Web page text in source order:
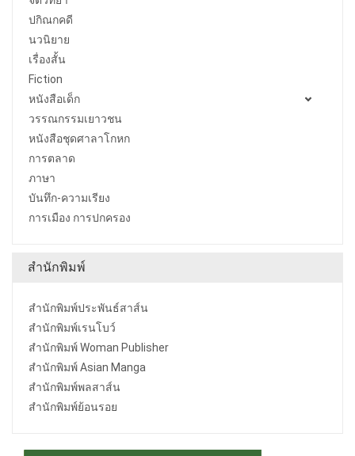
ปกิณกคดี
นวนิยาย
เรื่องสั้น
Fiction
หนังสือเด็ก
วรรณกรรมเยาวชน
หนังสือชุดศาลาโกหก
การตลาด
ภาษา
บันทึก-ความเรียง
การเมือง การปกครอง
สำนักพิมพ์
สำนักพิมพ์ประพันธ์สาส์น
สำนักพิมพ์เรนโบว์
สำนักพิมพ์ Woman Publisher
สำนักพิมพ์ Asian Manga
สำนักพิมพ์พลสาส์น
สำนักพิมพ์ย้อนรอย